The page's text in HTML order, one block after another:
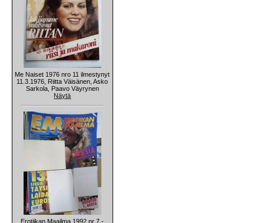
Me Naiset 1976 nro 11 ilmestynyt
11.3.1976, Riitta Väisänen, Asko
Sarkola, Paavo Väyrynen
Näytä
Erotiikan Maailma 1992 nr 7 -